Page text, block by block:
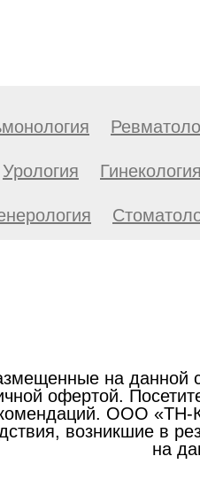
Урология
на данной
офертой.
ООО «ТН-
возникшие в
на